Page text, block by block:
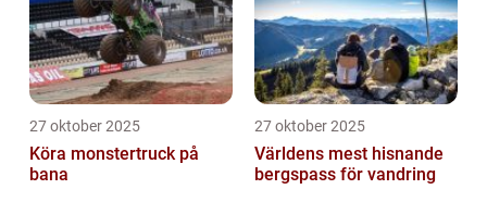
27 oktober 2025
Köra monstertruck på
bana
27 oktober 2025
Världens mest hisnande
bergspass för vandring